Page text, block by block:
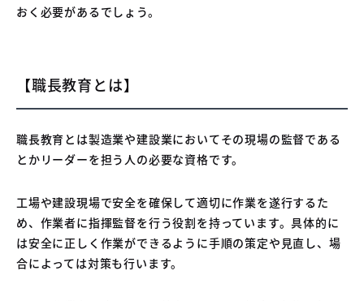
おく必要があるでしょう。
【職長教育とは】
職長教育とは製造業や建設業においてその現場の監督である
とかリーダーを担う人の必要な資格です。
工場や建設現場で安全を確保して適切に作業を遂行するた
め、作業者に指揮監督を行う役割を持っています。具体的に
は安全に正しく作業ができるように手順の策定や見直し、場
合によっては対策も行います。